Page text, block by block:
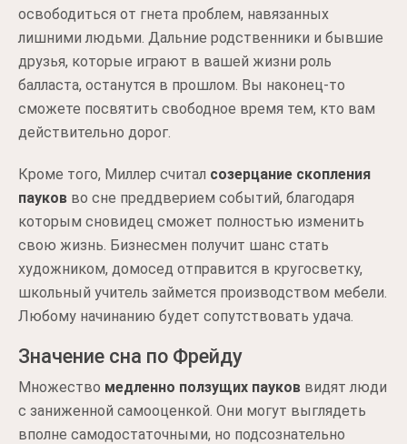
освободиться от гнета проблем, навязанных
лишними людьми. Дальние родственники и бывшие
друзья, которые играют в вашей жизни роль
балласта, останутся в прошлом. Вы наконец-то
сможете посвятить свободное время тем, кто вам
действительно дорог.
Кроме того, Миллер считал созерцание скопления
пауков во сне преддверием событий, благодаря
которым сновидец сможет полностью изменить
свою жизнь. Бизнесмен получит шанс стать
художником, домосед отправится в кругосветку,
школьный учитель займется производством мебели.
Любому начинанию будет сопутствовать удача.
Значение сна по Фрейду
Множество медленно ползущих пауков видят люди
с заниженной самооценкой. Они могут выглядеть
вполне самодостаточными, но подсознательно